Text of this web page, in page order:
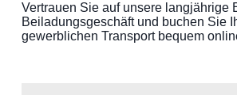
Vertrauen Sie auf unsere langjährige
Beiladungsgeschäft und buchen Sie
gewerblichen Transport bequem